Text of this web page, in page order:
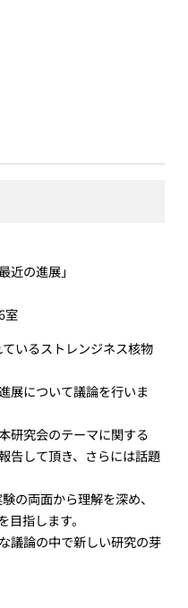
近の進展」
室
いるストレンジネス核物
展について議論を行いま
研究会のテーマに関する
告して頂き、さらには話題
の両面から理解を深め、
指します。
議論の中で新しい研究の芽